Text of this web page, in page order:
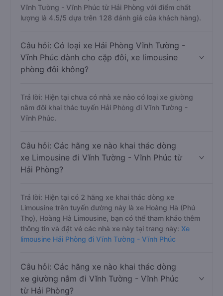
Vĩnh Tường - Vĩnh Phúc từ Hải Phòng với điểm chất
lượng là 4.5/5 dựa trên 128 đánh giá của khách hàng).
Câu hỏi: Có loại xe Hải Phòng Vĩnh Tường -
Vĩnh Phúc dành cho cặp đôi, xe limousine
phòng đôi không?
Trả lời: Hiện tại chưa có nhà xe nào có loại xe giường
nằm đôi khai thác tuyến Hải Phòng đi Vĩnh Tường -
Vĩnh Phúc.
Câu hỏi: Các hãng xe nào khai thác dòng
xe Limousine đi Vĩnh Tường - Vĩnh Phúc từ
Hải Phòng?
Trả lời: Hiện tại có 2 hãng xe khai thác dòng xe
Limousine trên tuyến đường này là xe Hoàng Hà (Phú
Thọ), Hoàng Hà Limousine, bạn có thể tham khảo thêm
thông tin và đặt vé các nhà xe này tại trang này: Xe
limousine Hải Phòng đi Vĩnh Tường - Vĩnh Phúc
Câu hỏi: Các hãng xe nào khai thác dòng
xe giường nằm đi Vĩnh Tường - Vĩnh Phúc
từ Hải Phòng?